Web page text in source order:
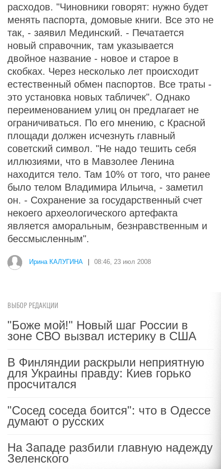
расходов. "Чиновники говорят: нужно будет
менять паспорта, домовые книги. Все это не
так, - заявил Мединский. - Печатается
новый справочник, там указывается
двойное название - новое и старое в
скобках. Через несколько лет происходит
естественный обмен паспортов. Все траты -
это установка новых табличек". Однако
переименованием улиц он предлагает не
ограничиваться. По его мнению, с Красной
площади должен исчезнуть главный
советский символ. "Не надо тешить себя
иллюзиями, что в Мавзолее Ленина
находится тело. Там 10% от того, что ранее
было телом Владимира Ильича, - заметил
он. - Сохранение за государственный счет
некоего археологического артефакта
является аморальным, безнравственным и
бессмысленным".
Ирина КАЛУГИНА 08:46, 23 июл 2008
ВЫБОР РЕДАКЦИИ
"Боже мой!" Новый шаг России в
зоне СВО вызвал истерику в США
В Финляндии раскрыли неприятную
для Украины правду: Киев горько
просчитался
"Сосед соседа боится": что в Одессе
думают о русских
На Западе разбили главную надежду
Зеленского